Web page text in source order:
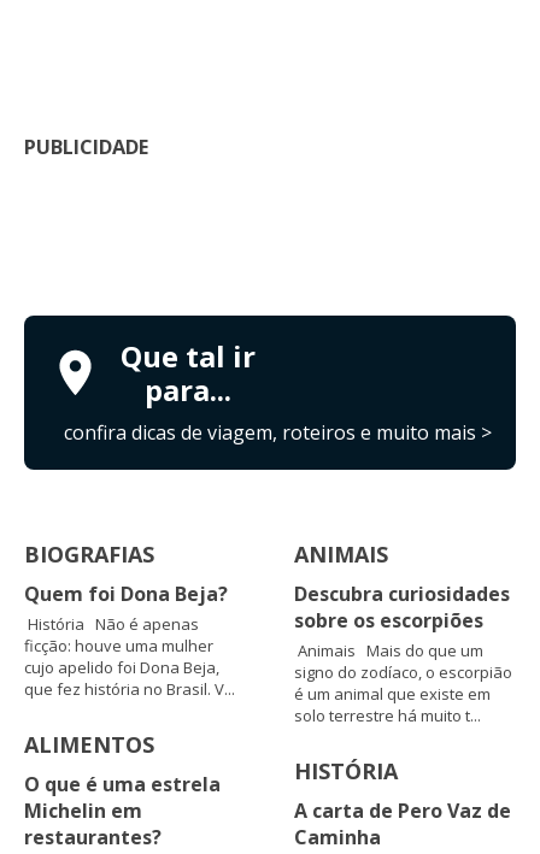
PUBLICIDADE
Que tal ir
para...
confira dicas de viagem, roteiros e muito mais >
BIOGRAFIAS
Quem foi Dona Beja?
História Não é apenas
ficção: houve uma mulher
cujo apelido foi Dona Beja,
que fez história no Brasil. V...
ALIMENTOS
O que é uma estrela
Michelin em
restaurantes?
ANIMAIS
Descubra curiosidades
sobre os escorpiões
Animais Mais do que um
signo do zodíaco, o escorpião
é um animal que existe em
solo terrestre há muito t...
HISTÓRIA
A carta de Pero Vaz de
Caminha